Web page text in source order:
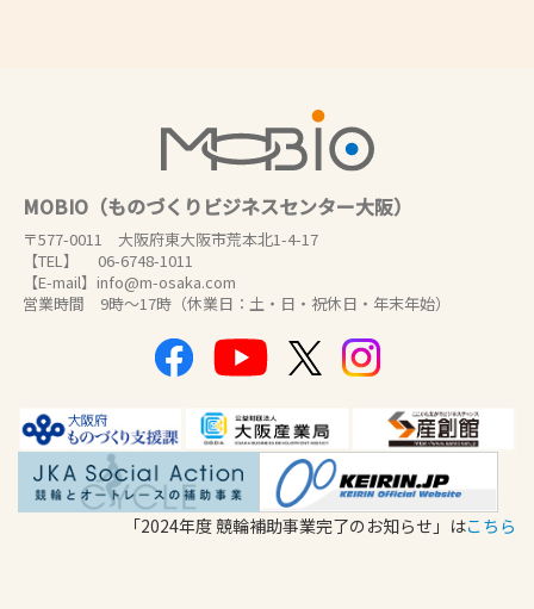
MOBIO（ものづくりビジネスセンター大阪）
〒577-0011 大阪府東大阪市荒本北1-4-17
【TEL】 06-6748-1011
【E-mail】info@m-osaka.com
営業時間 9時～17時（休業日：土・日・祝休日・年末年始）
「2024年度 競輪補助事業完了のお知らせ」はこちら